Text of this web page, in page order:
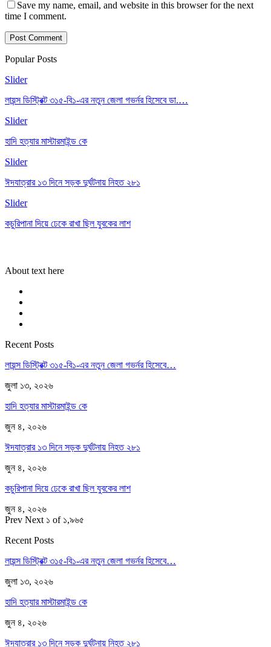
Save my name, email, and website in this browser for the next
time I comment.
Popular Posts
Slider
লায়ন্স ডিস্ট্রিক্ট ৩১৫-বি১-এর নতুন জেলা গভর্নর হিসেবে ডা.…
Slider
হাদি হত্যার মাস্টারমাইন্ড কে
Slider
ঈদযাত্রার ১৩ দিনে সড়ক দুর্ঘটনায় নিহত ২৮১
Slider
কচুরিপানা দিয়ে ঢেকে রাখা ছিল যুবকের লাশ
About text here
Recent Posts
লায়ন্স ডিস্ট্রিক্ট ৩১৫-বি১-এর নতুন জেলা গভর্নর হিসেবে…
জুলা ১৩, ২০২৬
হাদি হত্যার মাস্টারমাইন্ড কে
জুন ৪, ২০২৬
ঈদযাত্রার ১৩ দিনে সড়ক দুর্ঘটনায় নিহত ২৮১
জুন ৪, ২০২৬
কচুরিপানা দিয়ে ঢেকে রাখা ছিল যুবকের লাশ
জুন ৪, ২০২৬
Prev Next ১ of ১,৯৬৫
Recent Posts
লায়ন্স ডিস্ট্রিক্ট ৩১৫-বি১-এর নতুন জেলা গভর্নর হিসেবে…
জুলা ১৩, ২০২৬
হাদি হত্যার মাস্টারমাইন্ড কে
জুন ৪, ২০২৬
ঈদযাত্রার ১৩ দিনে সড়ক দুর্ঘটনায় নিহত ২৮১